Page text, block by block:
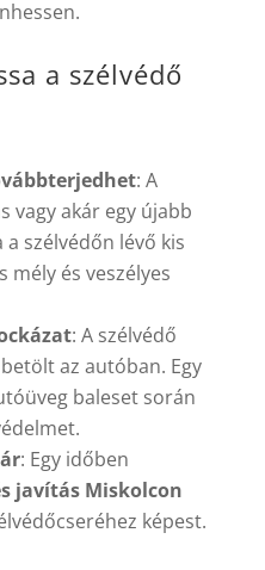
a szélvédő
: A
vagy akár egy újabb
szélvédőn lévő kis
mély és veszélyes
: A szélvédő
az autóban. Egy
baleset során
: Egy időben
javítás Miskolcon
képest.